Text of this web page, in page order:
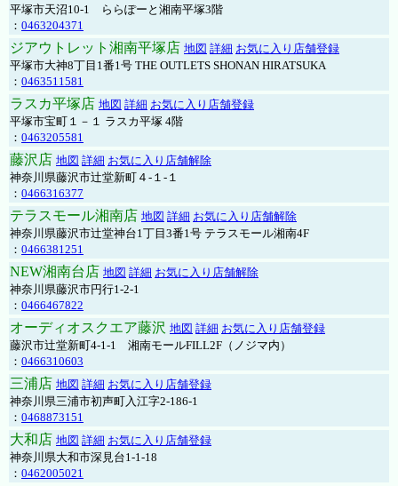
平塚市天沼10-1 ららぽーと湘南平塚3階
： 0463204371
ジアウトレット湘南平塚店 地図 詳細 お気に入り店舗登録
平塚市大神8丁目1番1号 THE OUTLETS SHONAN HIRATSUKA
： 0463511581
ラスカ平塚店 地図 詳細 お気に入り店舗登録
平塚市宝町１－１ ラスカ平塚 4階
： 0463205581
藤沢店 地図 詳細 お気に入り店舗解除
神奈川県藤沢市辻堂新町４-１-１
： 0466316377
テラスモール湘南店 地図 詳細 お気に入り店舗解除
神奈川県藤沢市辻堂神台1丁目3番1号 テラスモール湘南4F
： 0466381251
NEW湘南台店 地図 詳細 お気に入り店舗解除
神奈川県藤沢市円行1-2-1
： 0466467822
オーディオスクエア藤沢 地図 詳細 お気に入り店舗登録
藤沢市辻堂新町4-1-1 湘南モールFILL2F（ノジマ内）
： 0466310603
三浦店 地図 詳細 お気に入り店舗登録
神奈川県三浦市初声町入江字2-186-1
： 0468873151
大和店 地図 詳細 お気に入り店舗登録
神奈川県大和市深見台1-1-18
： 0462005021